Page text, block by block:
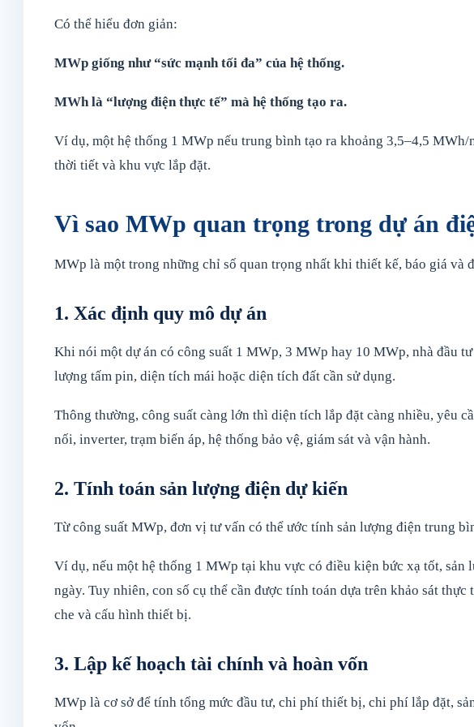
Có thể hiểu đơn giản:
MWp giống như “sức mạnh tối đa” của hệ thống.
MWh là “lượng điện thực tế” mà hệ thống tạo ra.
Ví dụ, một hệ thống 1 MWp nếu trung bình tạo ra khoảng 3,5–4,5
thời tiết và khu vực lắp đặt.
Vì sao MWp quan trọng trong dự án
MWp là một trong những chỉ số quan trọng nhất khi thiết kế, báo giá và
1. Xác định quy mô dự án
Khi nói một dự án có công suất 1 MWp, 3 MWp hay 10 MWp, nhà đầu
lượng tấm pin, diện tích mái hoặc diện tích đất cần sử dụng.
Thông thường, công suất càng lớn thì diện tích lắp đặt càng nhiều, yêu
nối, inverter, trạm biến áp, hệ thống bảo vệ, giám sát và vận hành.
2. Tính toán sản lượng điện dự kiến
Từ công suất MWp, đơn vị tư vấn có thể ước tính sản lượng điện trung
Ví dụ, nếu một hệ thống 1 MWp tại khu vực có điều kiện bức xạ tốt,
ngày. Tuy nhiên, con số cụ thể cần được tính toán dựa trên khảo sát
che và cấu hình thiết bị.
3. Lập kế hoạch tài chính và hoàn vốn
MWp là cơ sở để tính tổng mức đầu tư, chi phí thiết bị, chi phí lắp đặt,